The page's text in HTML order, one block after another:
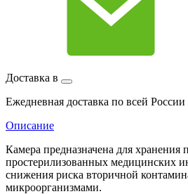
Доставка в
Ежедневная доставка по всей России
Описание
Камера предназначена для хранения
простерилизованных медицинских
снижения риска вторичной
микроорганизмами.